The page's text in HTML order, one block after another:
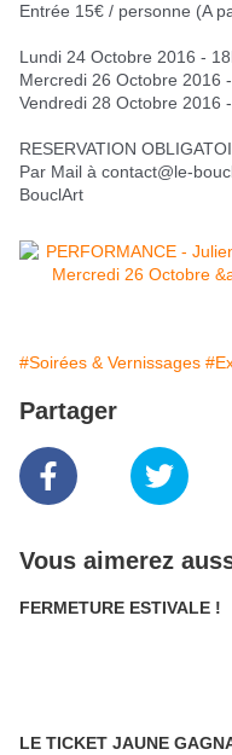
Entrée 15€ / personne (A
Lundi 24 Octobre 2016 -
Mercredi 26 Octobre 2016
Vendredi 28 Octobre 2016
RESERVATION
Par Mail à contact@le-
BouclArt
#Soirées & Vernissages
Partager
Vous aimerez
FERMETURE ESTIVALE !
LE TICKET JAUNE